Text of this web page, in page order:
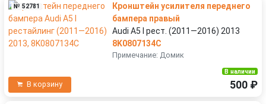
№ 52781
Кронштейн усилителя переднего
бампера правый
Audi A5 I рест. (2011—2016) 2013
8K0807134C
Примечание: Домик
В корзину
В наличии
500 ₽